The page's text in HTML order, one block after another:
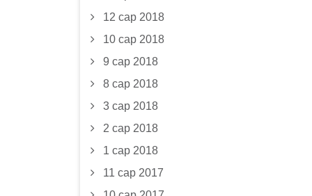
12 сар 2018
10 сар 2018
9 сар 2018
8 сар 2018
3 сар 2018
2 сар 2018
1 сар 2018
11 сар 2017